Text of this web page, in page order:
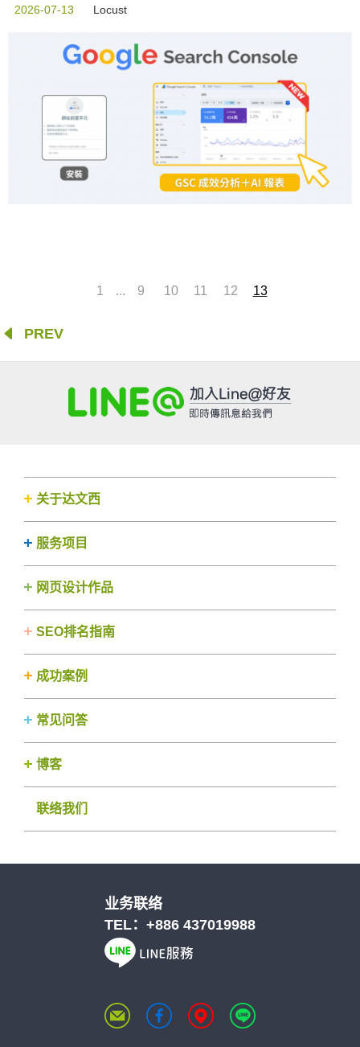
2026-07-13 Locust
1 ... 9 10 11 12 13
PREV
关于达文西
服务项目
网页设计作品
SEO排名指南
成功案例
常见问答
博客
联络我们
业务联络
TEL： +886 437019988